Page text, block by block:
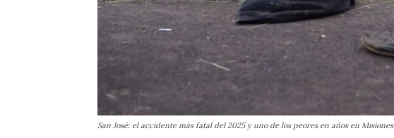
San José: el accidente más fatal del 2025 y uno de los peores en años en Misiones